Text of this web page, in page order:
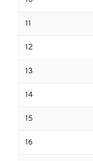
11
12
13
14
15
16